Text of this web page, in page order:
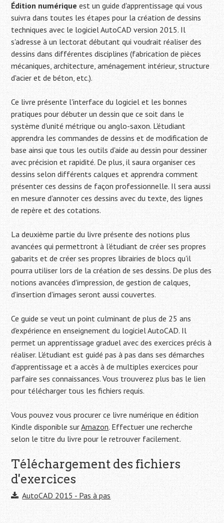
Édition numériqueest un guide d'apprentissage qui vous
suivra dans toutes les étapes pour la création de dessins
techniques avec le logiciel AutoCAD version 2015. Il
s'adresse à un lectorat débutant qui voudrait réaliser des
dessins dans différentes disciplines (fabrication de pièces
mécaniques, architecture, aménagement intérieur, structure
d'acier et de béton, etc.).
Ce livre présente l'interface du logiciel et les bonnes
pratiques pour débuter un dessin que ce soit dans le
système d'unité métrique ou anglo-saxon. L'étudiant
apprendra les commandes de dessins et de modification de
base ainsi que tous les outils d'aide au dessin pour dessiner
avec précision et rapidité. De plus, il saura organiser ces
dessins selon différents calques et apprendra comment
présenter ces dessins de façon professionnelle. Il sera aussi
en mesure d'annoter ces dessins avec du texte, des lignes
de repère et des cotations.
La deuxième partie du livre présente des notions plus
avancées qui permettront à l'étudiant de créer ses propres
gabarits et de créer ses propres librairies de blocs qu'il
pourra utiliser lors de la création de ses dessins. De plus des
notions avancées d'impression, de gestion de calques,
d'insertion d'images seront aussi couvertes.
Ce guide se veut un point culminant de plus de 25 ans
d'expérience en enseignement du logiciel AutoCAD. Il
permet un apprentissage graduel avec des exercices précis à
réaliser. L'étudiant est guidé pas à pas dans ses démarches
d'apprentissage et a accès à de multiples exercices pour
parfaire ses connaissances. Vous trouverez plus bas le lien
pour télécharger tous les fichiers requis.
Vous pouvez vous procurer ce livre numérique en édition
Kindle disponible surAmazon. Effectuer une recherche
selon le titre du livre pour le retrouver facilement.
Téléchargement des fichiers
d'exercices
AutoCAD 2015 - Pas à pas